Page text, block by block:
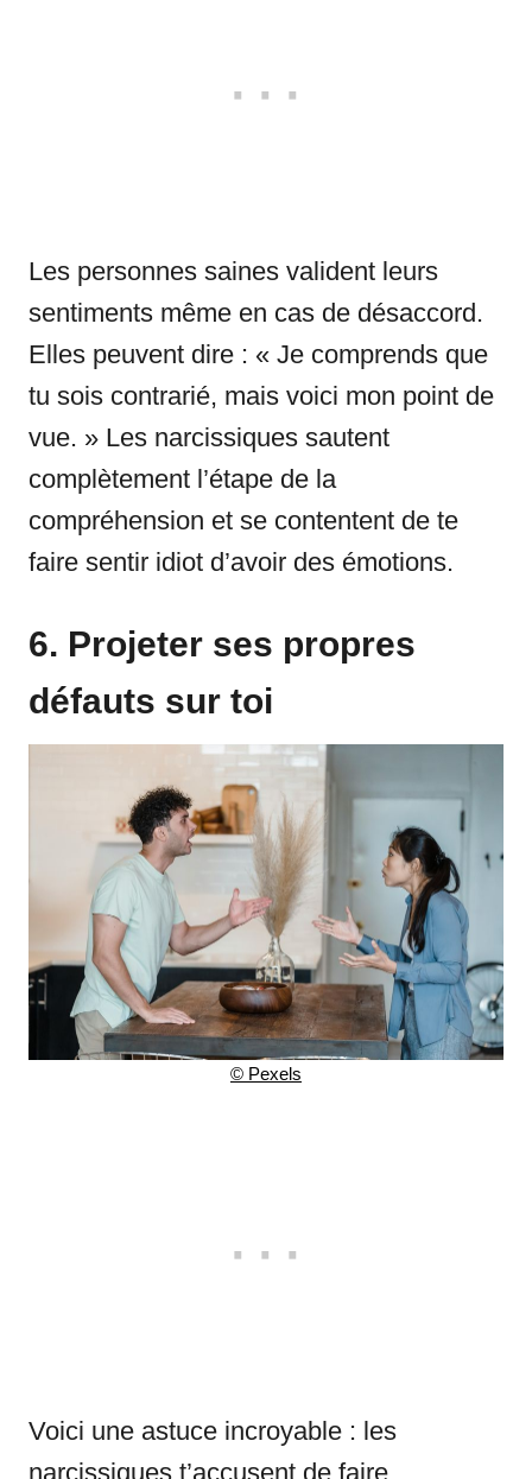
Les personnes saines valident leurs
sentiments même en cas de désaccord.
Elles peuvent dire : « Je comprends que
tu sois contrarié, mais voici mon point de
vue. » Les narcissiques sautent
complètement l’étape de la
compréhension et se contentent de te
faire sentir idiot d’avoir des émotions.
6. Projeter ses propres
défauts sur toi
© Pexels
Voici une astuce incroyable : les
narcissiques t’accusent de faire